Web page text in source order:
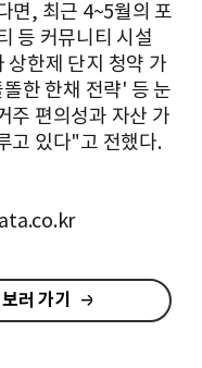
면, 최근 4~5월의 포
등 커뮤니티 시설
한제 단지 청약 가
한 한채 전략' 등 눈
주 편의성과 자산 가
고 있다"고 전했다.
러 가기